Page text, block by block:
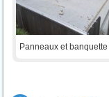
Panneaux et banquette